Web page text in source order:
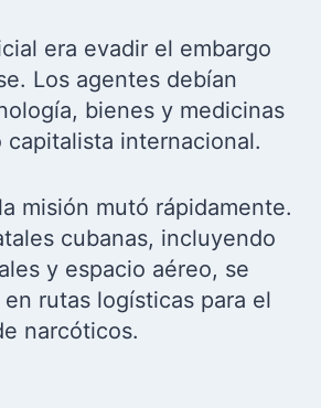
era evadir el embargo
Los agentes debían
bienes y medicinas
capitalista internacional.
misión mutó rápidamente.
cubanas, incluyendo
y espacio aéreo, se
rutas logísticas para el
narcóticos.